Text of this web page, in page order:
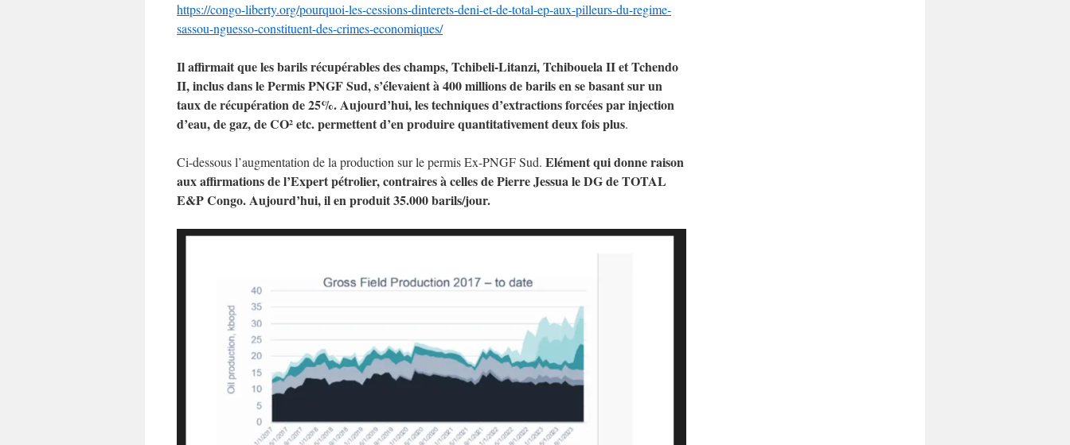
https://congo-liberty.org/pourquoi-les-cessions-dinterets-deni-et-de-total-ep-aux-pilleurs-du-regime-
sassou-nguesso-constituent-des-crimes-economiques/
Il affirmait que les barils récupérables des champs, Tchibeli-Litanzi, Tchibouela II et Tchendo
II, inclus dans le Permis PNGF Sud, s’élevaient à 400 millions de barils en se basant sur un
taux de récupération de 25%. Aujourd’hui, les techniques d’extractions forcées par injection
d’eau, de gaz, de CO² etc. permettent d’en produire quantitativement deux fois plus.
Ci-dessous l’augmentation de la production sur le permis Ex-PNGF Sud. Elément qui donne raison
aux affirmations de l’Expert pétrolier, contraires à celles de Pierre Jessua le DG de TOTAL
E&P Congo. Aujourd’hui, il en produit 35.000 barils/jour.